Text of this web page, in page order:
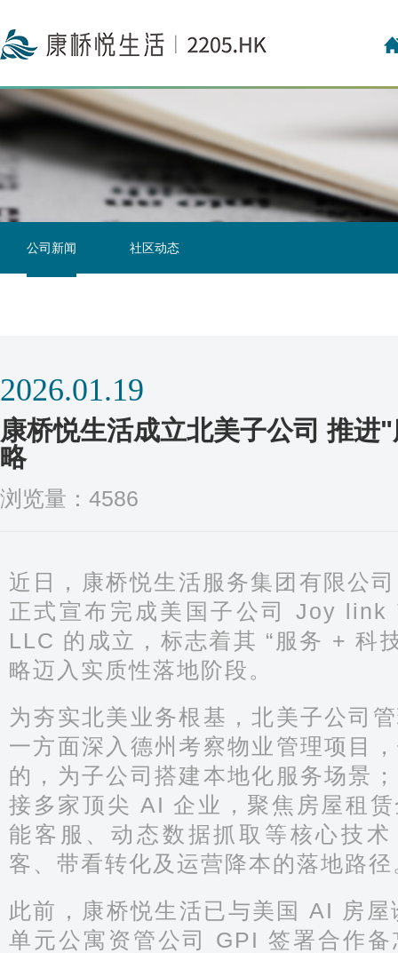
公司新闻 社区动态
2026.01.19
康桥悦生活成立北美子公司 推进
略
浏览量：4586
近日，康桥悦生活服务集团有限公
正式宣布完成美国子公司 Joy
LLC 的成立，标志着其 “服务 + 科
略迈入实质性落地阶段。
为夯实北美业务根基，北美子公司
一方面深入德州考察物业管理项目
的，为子公司搭建本地化服务场景
接多家顶尖 AI 企业，聚焦房屋租
能客服、动态数据抓取等核心技
客、带看转化及运营降本的落地路径
此前，康桥悦生活已与美国 AI 房
单元公寓资管公司 GPI 签署合作